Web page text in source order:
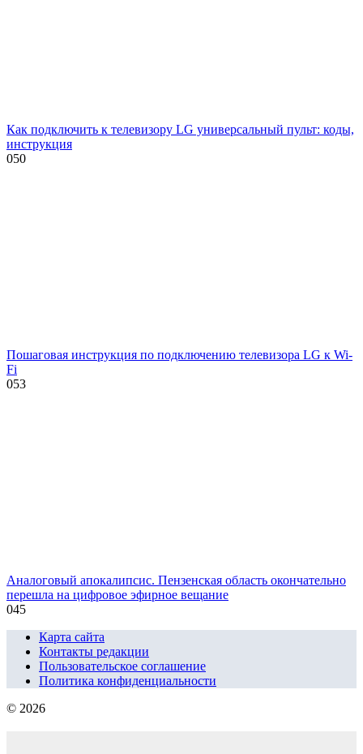
Как подключить к телевизору LG универсальный пульт: коды,
инструкция
050
Пошаговая инструкция по подключению телевизора LG к Wi-
Fi
053
Аналоговый апокалипсис. Пензенская область окончательно
перешла на цифровое эфирное вещание
045
Карта сайта
Контакты редакции
Пользовательское соглашение
Политика конфиденциальности
© 2026